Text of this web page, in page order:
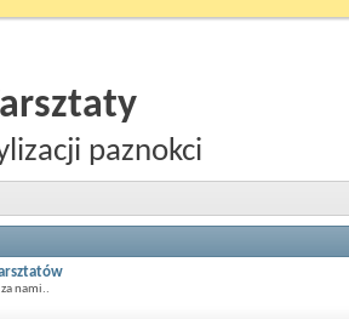
paznokci
nami..